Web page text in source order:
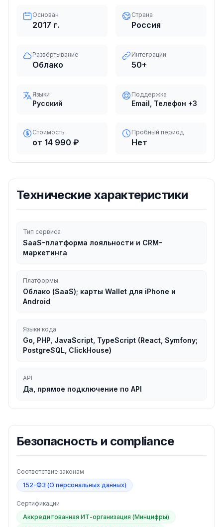
Основан
2017 г.
Страна
Россия
Развёртывание
Облако
Интеграции
50+
Языки
Русский
Поддержка
Email, Телефон +3
Стоимость
от 14 990 ₽
Пробный период
Нет
Технические характеристики
Тип сервиса
SaaS-платформа лояльности и CRM-
маркетинга
Платформы
Облако (SaaS); карты Wallet для iPhone и
Android
Языки кода
Go, PHP, JavaScript, TypeScript (React, Symfony;
PostgreSQL, ClickHouse)
API
Да, прямое подключение по API
Безопасность и compliance
Соответствие законам
152-ФЗ (О персональных данных)
Сертификации
Аккредитованная ИТ-организация (Минцифры)